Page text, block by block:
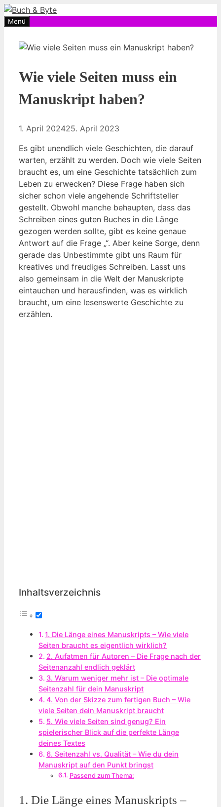
Zum
Inhalt
Menü
Wie viele Seiten muss ein
Manuskript haben?
1. April 202425. April 2023
Es gibt unendlich viele Geschichten, die darauf
warten, erzählt zu werden. Doch wie viele Seiten
braucht es, um eine Geschichte tatsächlich zum
Leben zu erwecken? Diese Frage haben sich
sicher schon viele angehende Schriftsteller
gestellt. Obwohl manche behaupten, dass das
Schreiben eines guten Buches in die Länge
gezogen werden sollte, gibt es keine genaue
Antwort auf die Frage „“. Aber keine Sorge, denn
gerade das Unbestimmte gibt uns Raum für
kreatives und freudiges Schreiben. Lasst uns
also gemeinsam in die Welt der Manuskripte
eintauchen und herausfinden, was es wirklich
braucht, um eine lesenswerte Geschichte zu
erzählen.
Inhaltsverzeichnis
1. Die Länge eines Manuskripts – Wie viele
Seiten braucht es eigentlich wirklich?
2. Aufatmen für Autoren – Die Frage nach der
Seitenanzahl endlich geklärt
3. Warum weniger mehr ist – Die optimale
Seitenzahl für dein Manuskript
4. Von der Skizze zum fertigen Buch – Wie
viele Seiten dein Manuskript braucht
5. Wie viele Seiten sind genug? Ein
spielerischer Blick auf die perfekte Länge
deines Textes
6. Seitenzahl vs. Qualität – Wie du dein
Manuskript auf den Punkt bringst
Passend zum Thema:
1. Die Länge eines Manuskripts –